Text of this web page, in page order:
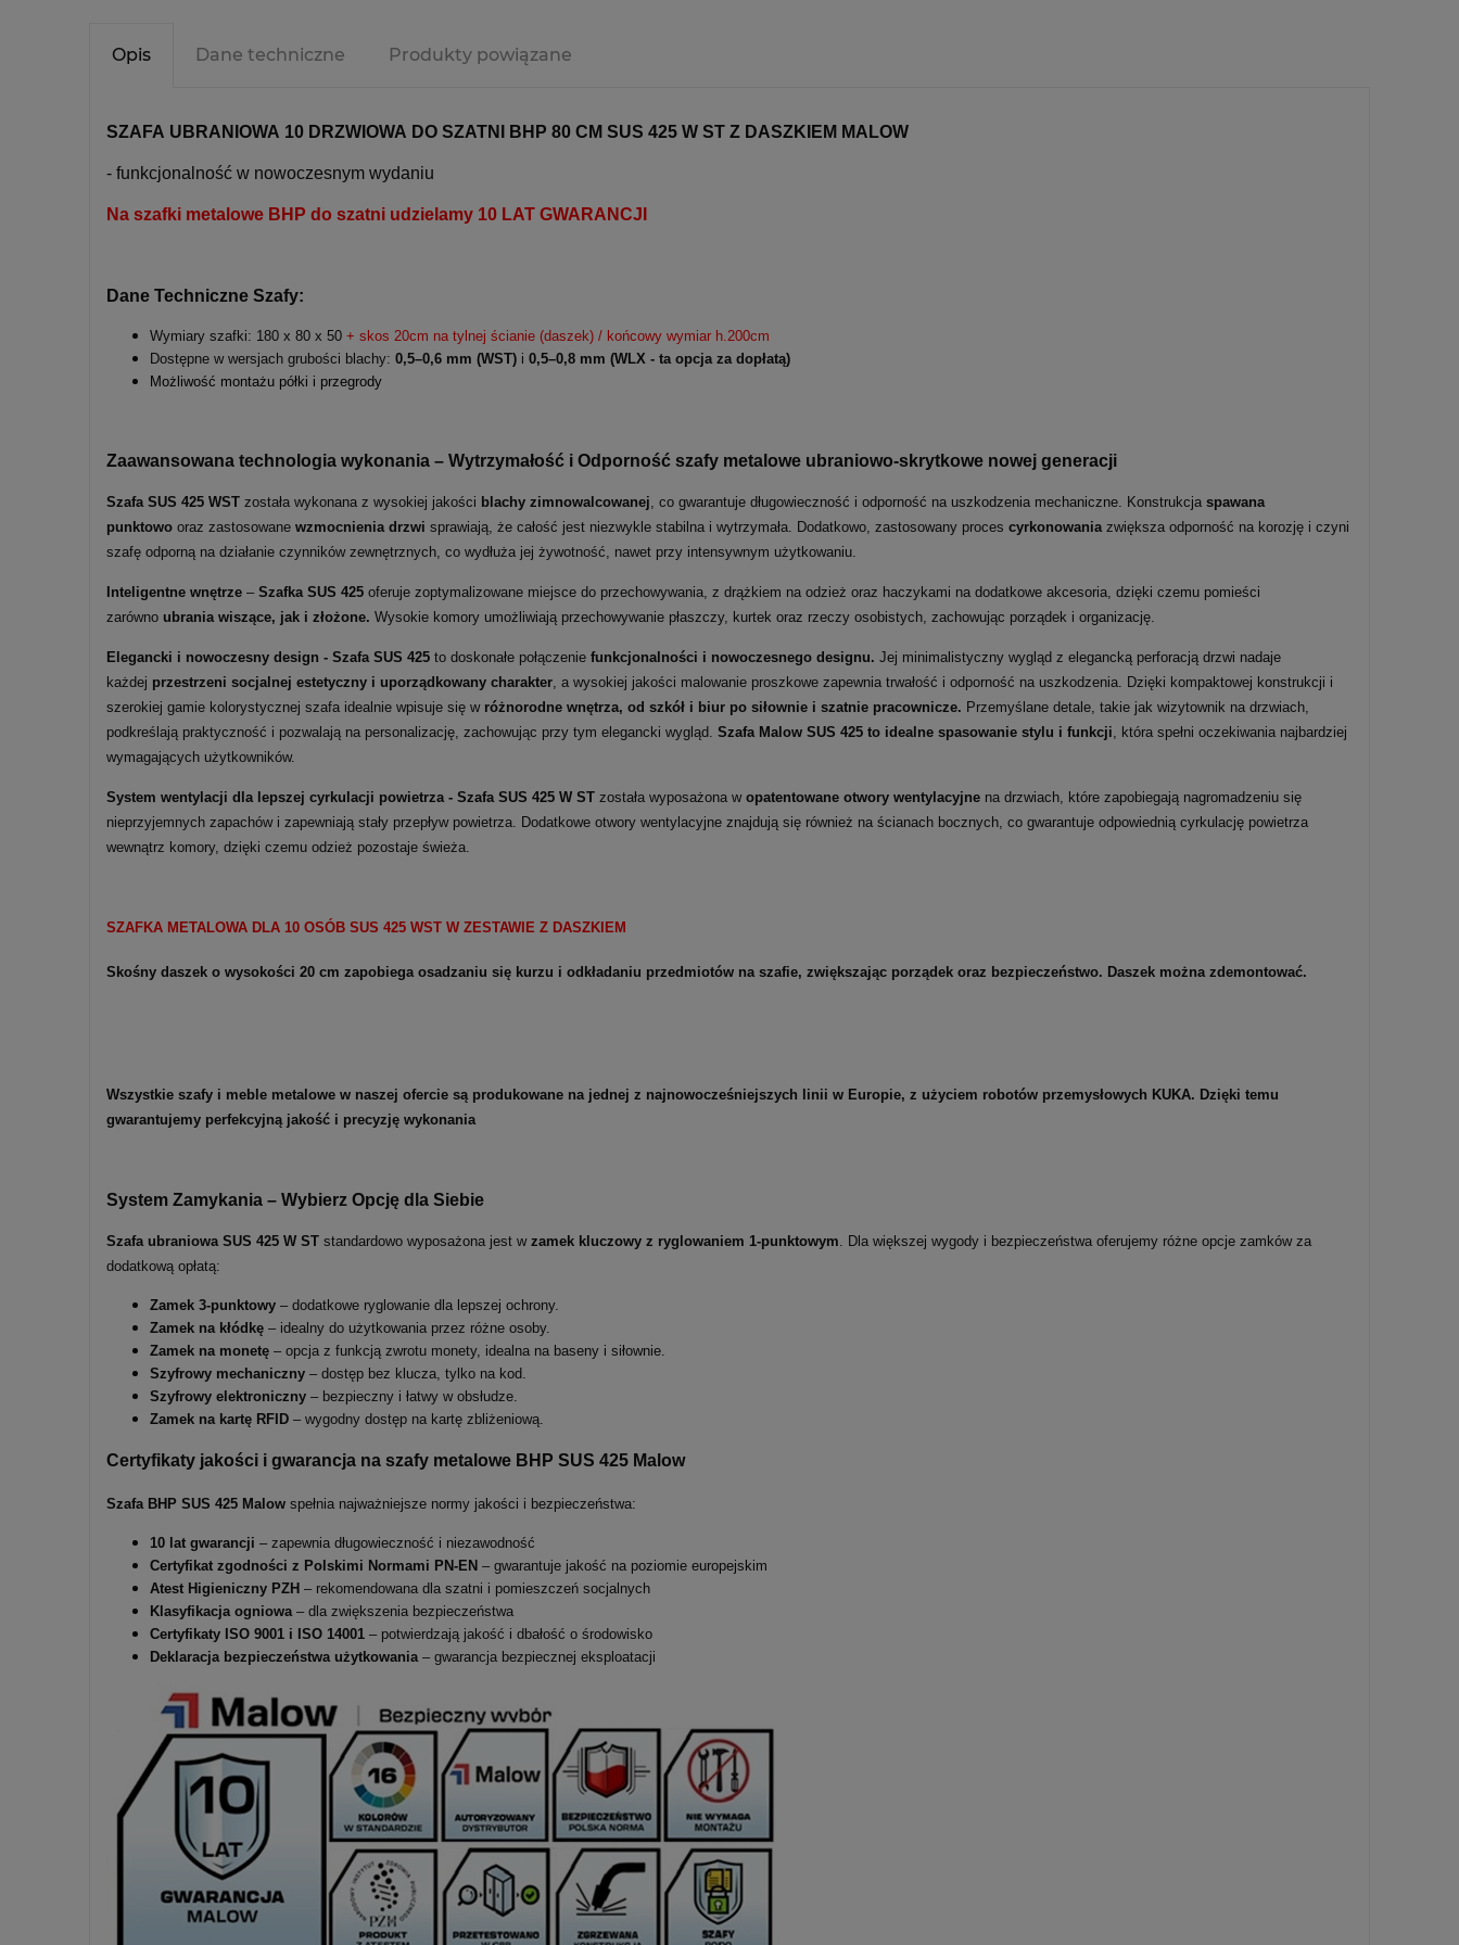
Opis Dane techniczne Produkty powiązane
SZAFA UBRANIOWA 10 DRZWIOWA DO SZATNI BHP 80 CM SUS 425 W ST Z DASZKIEM MALOW
- funkcjonalność w nowoczesnym wydaniu
Na szafki metalowe BHP do szatni udzielamy 10 LAT GWARANCJI
Dane Techniczne Szafy:
Wymiary szafki: 180 x 80 x 50 + skos 20cm na tylnej ścianie (daszek) / końcowy wymiar h.200cm
Dostępne w wersjach grubości blachy: 0,5–0,6 mm (WST) i 0,5–0,8 mm (WLX - ta opcja za dopłatą)
Możliwość montażu półki i przegrody
Zaawansowana technologia wykonania – Wytrzymałość i Odporność szafy metalowe ubraniowo-skrytkowe nowej generacji
Szafa SUS 425 WST została wykonana z wysokiej jakości blachy zimnowalcowanej, co gwarantuje długowieczność i odporność na uszkodzenia mechaniczne. Konstrukcja spawana
punktowo oraz zastosowane wzmocnienia drzwi sprawiają, że całość jest niezwykle stabilna i wytrzymała. Dodatkowo, zastosowany proces cyrkonowaniazwiększa odporność na korozję i czyni
szafę odporną na działanie czynników zewnętrznych, co wydłuża jej żywotność, nawet przy intensywnym użytkowaniu.
Inteligentne wnętrze – Szafka SUS 425 oferuje zoptymalizowane miejsce do przechowywania, z drążkiem na odzież oraz haczykami na dodatkowe akcesoria, dzięki czemu pomieści
zarówno ubrania wiszące, jak i złożone. Wysokie komory umożliwiają przechowywanie płaszczy, kurtek oraz rzeczy osobistych, zachowując porządek i organizację.
Elegancki i nowoczesny design - Szafa SUS 425 to doskonałe połączenie funkcjonalności i nowoczesnego designu. Jej minimalistyczny wygląd z elegancką perforacją drzwi nadaje
każdej przestrzeni socjalnej estetyczny i uporządkowany charakter, a wysokiej jakości malowanie proszkowe zapewnia trwałość i odporność na uszkodzenia. Dzięki kompaktowej konstrukcji i
szerokiej gamie kolorystycznej szafa idealnie wpisuje się w różnorodne wnętrza, od szkół i biur po siłownie i szatnie pracownicze. Przemyślane detale, takie jak wizytownik na drzwiach,
podkreślają praktyczność i pozwalają na personalizację, zachowując przy tym elegancki wygląd. Szafa Malow SUS 425 to idealne spasowanie stylu i funkcji, która spełni oczekiwania najbardziej
wymagających użytkowników.
System wentylacji dla lepszej cyrkulacji powietrza - Szafa SUS 425 W ST została wyposażona w opatentowane otwory wentylacyjne na drzwiach, które zapobiegają nagromadzeniu się
nieprzyjemnych zapachów i zapewniają stały przepływ powietrza. Dodatkowe otwory wentylacyjne znajdują się również na ścianach bocznych, co gwarantuje odpowiednią cyrkulację powietrza
wewnątrz komory, dzięki czemu odzież pozostaje świeża.
SZAFKA METALOWA DLA 10 OSÓB SUS 425 WST W ZESTAWIE Z DASZKIEM
Skośny daszek o wysokości 20 cm zapobiega osadzaniu się kurzu i odkładaniu przedmiotów na szafie, zwiększając porządek oraz bezpieczeństwo. Daszek można zdemontować.
Wszystkie szafy i meble metalowe w naszej ofercie są produkowane na jednej z najnowocześniejszych linii w Europie, z użyciem robotów przemysłowych KUKA. Dzięki temu
gwarantujemy perfekcyjną jakość i precyzję wykonania
System Zamykania – Wybierz Opcję dla Siebie
Szafa ubraniowa SUS 425 W ST standardowo wyposażona jest w zamek kluczowy z ryglowaniem 1-punktowym . Dla większej wygody i bezpieczeństwa oferujemy różne opcje zamków za
dodatkową opłatą:
Zamek 3-punktowy – dodatkowe ryglowanie dla lepszej ochrony.
Zamek na kłódkę – idealny do użytkowania przez różne osoby.
Zamek na monetę – opcja z funkcją zwrotu monety, idealna na baseny i siłownie.
Szyfrowy mechaniczny – dostęp bez klucza, tylko na kod.
Szyfrowy elektroniczny – bezpieczny i łatwy w obsłudze.
Zamek na kartę RFID – wygodny dostęp na kartę zbliżeniową.
Certyfikaty jakości i gwarancja na szafy metalowe BHP SUS 425 Malow
Szafa BHP SUS 425 Malow spełnia najważniejsze normy jakości i bezpieczeństwa:
10 lat gwarancji – zapewnia długowieczność i niezawodność
Certyfikat zgodności z Polskimi Normami PN-EN – gwarantuje jakość na poziomie europejskim
Atest Higieniczny PZH – rekomendowana dla szatni i pomieszczeń socjalnych
Klasyfikacja ogniowa – dla zwiększenia bezpieczeństwa
Certyfikaty ISO 9001 i ISO 14001 – potwierdzają jakość i dbałość o środowisko
Deklaracja bezpieczeństwa użytkowania – gwarancja bezpiecznej eksploatacji